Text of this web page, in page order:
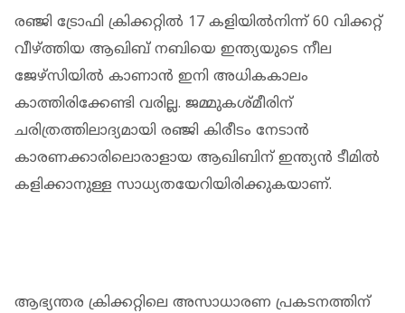
രഞ്ജി ട്രോഫി ക്രിക്കറ്റില്‍ 17 കളിയില്‍നിന്ന് 60 വിക്കറ്റ്
വീഴ്ത്തിയ ആഖിബ് നബിയെ ഇന്ത്യയുടെ നീല
ജേഴ്‌സിയില്‍ കാണാന്‍ ഇനി അധികകാലം
കാത്തിരിക്കേണ്ടി വരില്ല. ജമ്മുകശ്മീരിന്
ചരിത്രത്തിലാദ്യമായി രഞ്ജി കിരീടം നേടാന്‍
കാരണക്കാരിലൊരാളായ ആഖിബിന് ഇന്ത്യന്‍ ടീമില്‍
കളിക്കാനുള്ള സാധ്യതയേറിയിരിക്കുകയാണ്.
ആഭ്യന്തര ക്രിക്കറ്റിലെ അസാധാരണ പ്രകടനത്തിന്